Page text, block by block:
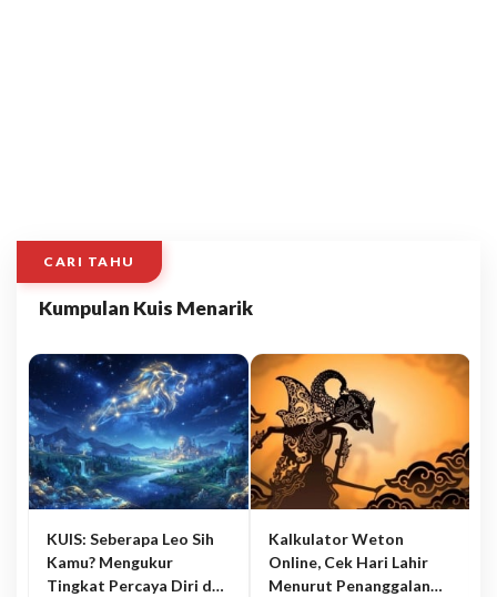
CARI TAHU
Kumpulan Kuis Menarik
KUIS: Seberapa Leo Sih
Kamu? Mengukur
Tingkat Percaya Diri dan
Kalkulator Weton
Online, Cek Hari Lahir
Menurut Penanggalan